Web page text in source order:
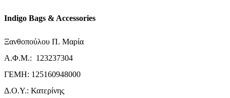
Indigo Bags & Accessories
Ξανθοπούλου Π. Μαρία
Α.Φ.Μ.: 123237304
ΓΕΜΗ: 125160948000
Δ.Ο.Υ.: Κατερίνης